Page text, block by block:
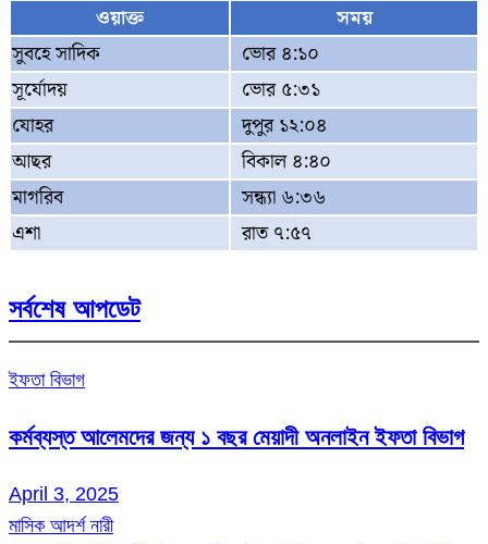
ওয়াক্ত
সময়
সুবহে সাদিক
ভোর ৪:১০
সূর্যোদয়
ভোর ৫:৩১
যোহর
দুপুর ১২:০৪
আছর
বিকাল ৪:৪০
মাগরিব
সন্ধ্যা ৬:৩৬
এশা
রাত ৭:৫৭
সর্বশেষ আপডেট
ইফতা বিভাগ
কর্মব্যস্ত আলেমদের জন্য ১ বছর মেয়াদী অনলাইন ইফতা বিভাগ
April 3, 2025
মাসিক আদর্শ নারী